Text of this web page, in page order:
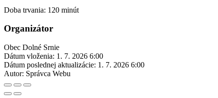
Doba trvania: 120 minút
Organizátor
Obec Dolné Srnie
Dátum vloženia: 1. 7. 2026 6:00
Dátum poslednej aktualizácie: 1. 7. 2026 6:00
Autor: Správca Webu